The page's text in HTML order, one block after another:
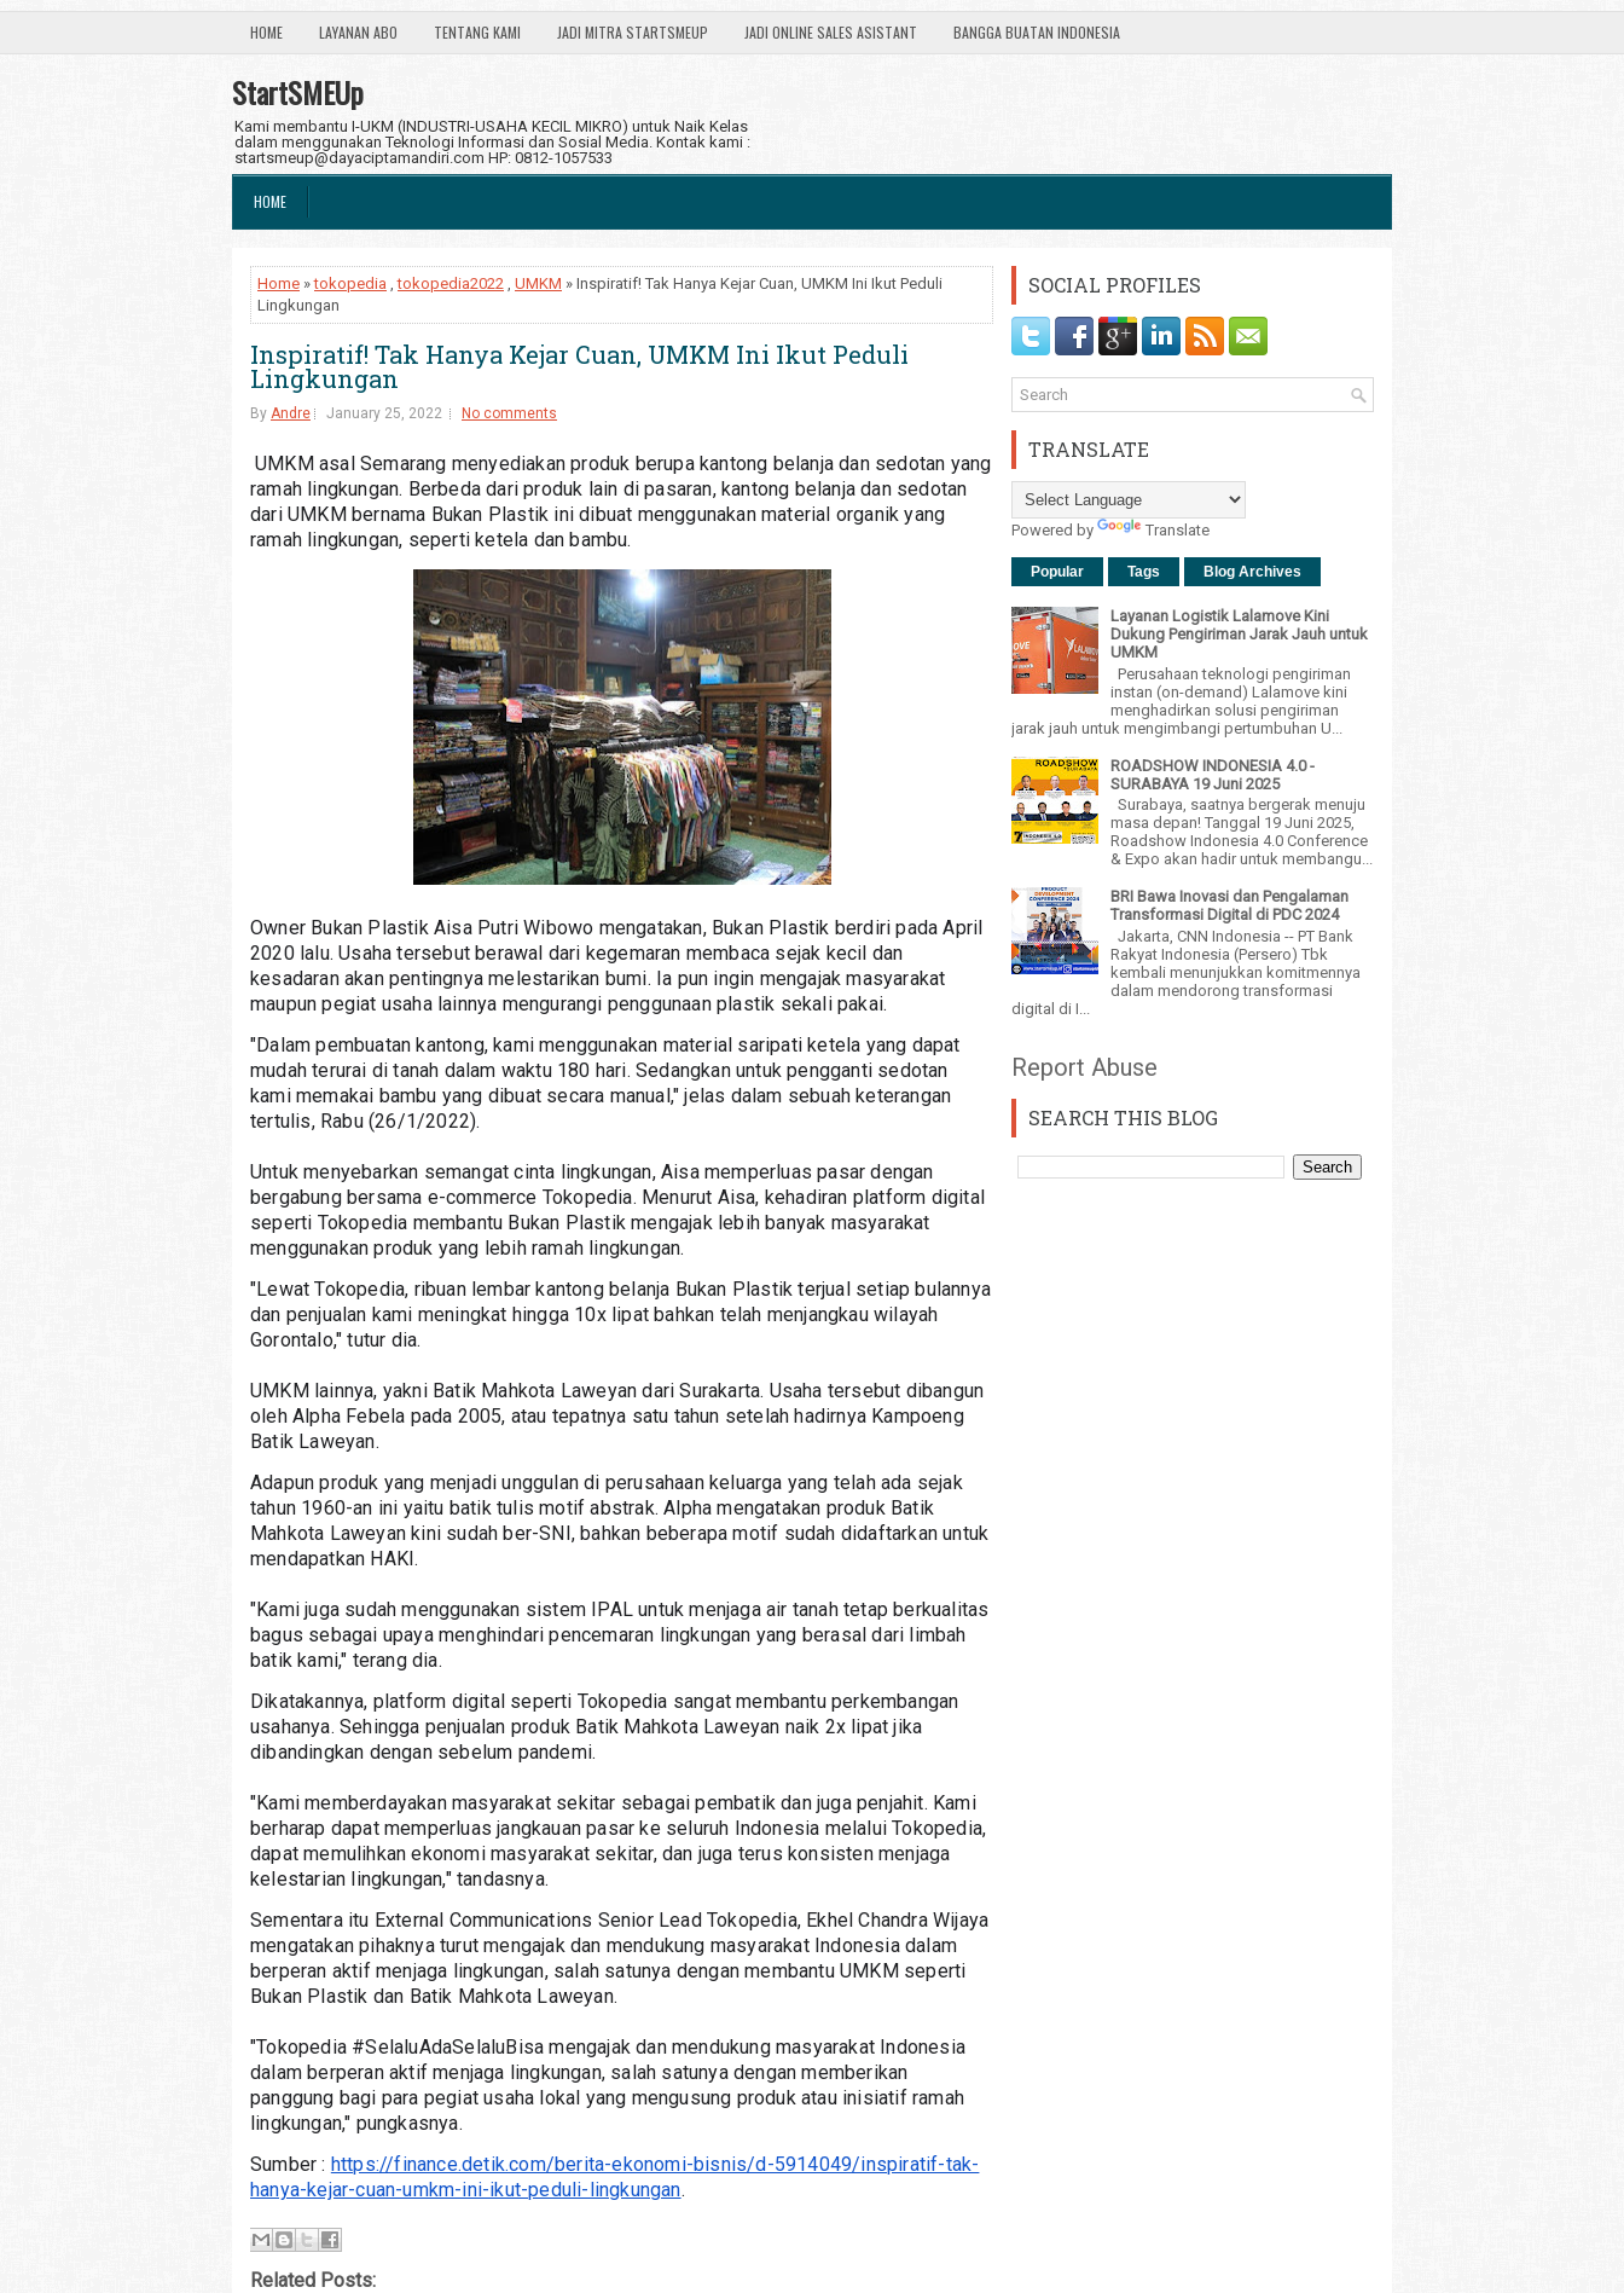
HOME LAYANAN ABO TENTANG KAMI JADI MITRA STARTSMEUP JADI ONLINE SALES ASISTANT BANGGA BUATAN INDONESIA
StartSMEUp
Kami membantu I-UKM (INDUSTRI-USAHA KECIL MIKRO) untuk Naik Kelas
dalam menggunakan Teknologi Informasi dan Sosial Media. Kontak kami :
startsmeup@dayaciptamandiri.com HP: 0812-1057533
HOME
Home »tokopedia ,tokopedia2022 , UMKM » Inspiratif! Tak Hanya Kejar Cuan, UMKM Ini Ikut Peduli
Lingkungan
Inspiratif! Tak Hanya Kejar Cuan, UMKM Ini Ikut Peduli
Lingkungan
By Andre January 25, 2022 No comments
UMKM asal Semarang menyediakan produk berupa kantong belanja dan sedotan yang
ramah lingkungan. Berbeda dari produk lain di pasaran, kantong belanja dan sedotan
dari UMKM bernama Bukan Plastik ini dibuat menggunakan material organik yang
ramah lingkungan, seperti ketela dan bambu.
Owner Bukan Plastik Aisa Putri Wibowo mengatakan, Bukan Plastik berdiri pada April
2020 lalu. Usaha tersebut berawal dari kegemaran membaca sejak kecil dan
kesadaran akan pentingnya melestarikan bumi. Ia pun ingin mengajak masyarakat
maupun pegiat usaha lainnya mengurangi penggunaan plastik sekali pakai.
"Dalam pembuatan kantong, kami menggunakan material saripati ketela yang dapat
mudah terurai di tanah dalam waktu 180 hari. Sedangkan untuk pengganti sedotan
kami memakai bambu yang dibuat secara manual," jelas dalam sebuah keterangan
tertulis, Rabu (26/1/2022).
Untuk menyebarkan semangat cinta lingkungan, Aisa memperluas pasar dengan
bergabung bersama e-commerce Tokopedia. Menurut Aisa, kehadiran platform digital
seperti Tokopedia membantu Bukan Plastik mengajak lebih banyak masyarakat
menggunakan produk yang lebih ramah lingkungan.
"Lewat Tokopedia, ribuan lembar kantong belanja Bukan Plastik terjual setiap bulannya
dan penjualan kami meningkat hingga 10x lipat bahkan telah menjangkau wilayah
Gorontalo," tutur dia.
UMKM lainnya, yakni Batik Mahkota Laweyan dari Surakarta. Usaha tersebut dibangun
oleh Alpha Febela pada 2005, atau tepatnya satu tahun setelah hadirnya Kampoeng
Batik Laweyan.
Adapun produk yang menjadi unggulan di perusahaan keluarga yang telah ada sejak
tahun 1960-an ini yaitu batik tulis motif abstrak. Alpha mengatakan produk Batik
Mahkota Laweyan kini sudah ber-SNI, bahkan beberapa motif sudah didaftarkan untuk
mendapatkan HAKI.
"Kami juga sudah menggunakan sistem IPAL untuk menjaga air tanah tetap berkualitas
bagus sebagai upaya menghindari pencemaran lingkungan yang berasal dari limbah
batik kami," terang dia.
Dikatakannya, platform digital seperti Tokopedia sangat membantu perkembangan
usahanya. Sehingga penjualan produk Batik Mahkota Laweyan naik 2x lipat jika
dibandingkan dengan sebelum pandemi.
"Kami memberdayakan masyarakat sekitar sebagai pembatik dan juga penjahit. Kami
berharap dapat memperluas jangkauan pasar ke seluruh Indonesia melalui Tokopedia,
dapat memulihkan ekonomi masyarakat sekitar, dan juga terus konsisten menjaga
kelestarian lingkungan," tandasnya.
Sementara itu External Communications Senior Lead Tokopedia, Ekhel Chandra Wijaya
mengatakan pihaknya turut mengajak dan mendukung masyarakat Indonesia dalam
berperan aktif menjaga lingkungan, salah satunya dengan membantu UMKM seperti
Bukan Plastik dan Batik Mahkota Laweyan.
"Tokopedia #SelaluAdaSelaluBisa mengajak dan mendukung masyarakat Indonesia
dalam berperan aktif menjaga lingkungan, salah satunya dengan memberikan
panggung bagi para pegiat usaha lokal yang mengusung produk atau inisiatif ramah
lingkungan," pungkasnya.
Sumber : https://finance.detik.com/berita-ekonomi-bisnis/d-5914049/inspiratif-tak-
hanya-kejar-cuan-umkm-ini-ikut-peduli-lingkungan.
Related Posts:
SOCIAL PROFILES
TRANSLATE
Powered by Translate
Popular Tags Blog Archives
Layanan Logistik Lalamove Kini
Dukung Pengiriman Jarak Jauh untuk
UMKM
Perusahaan teknologi pengiriman
instan (on-demand) Lalamove kini
menghadirkan solusi pengiriman
jarak jauh untuk mengimbangi pertumbuhan U...
ROADSHOW INDONESIA 4.0 -
SURABAYA 19 Juni 2025
Surabaya, saatnya bergerak menuju
masa depan! Tanggal 19 Juni 2025,
Roadshow Indonesia 4.0 Conference
& Expo akan hadir untuk membangu...
BRI Bawa Inovasi dan Pengalaman
Transformasi Digital di PDC 2024
Jakarta, CNN Indonesia -- PT Bank
Rakyat Indonesia (Persero) Tbk
kembali menunjukkan komitmennya
dalam mendorong transformasi
digital di I...
Report Abuse
SEARCH THIS BLOG